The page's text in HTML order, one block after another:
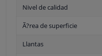
Nivel de calidad
Ã?rea de superficie
Llantas